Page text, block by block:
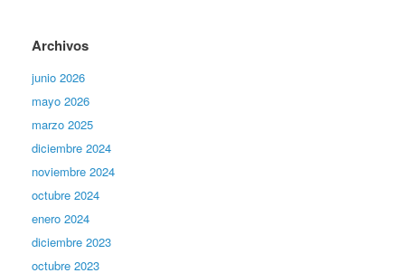
Archivos
junio 2026
mayo 2026
marzo 2025
diciembre 2024
noviembre 2024
octubre 2024
enero 2024
diciembre 2023
octubre 2023